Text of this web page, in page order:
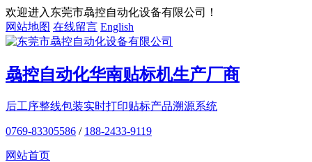
欢迎进入东莞市骉控自动化设备有限公司！
网站地图 在线留言 English
骉控自动化华南贴标机生产厂商
后工序整线包装实时打印贴标产品溯源系统
0769-83305586 / 188-2433-9119
网站首页